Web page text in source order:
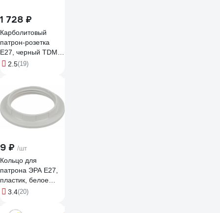
1 728 ₽
Карболитовый
патрон-розетка
Е27, черный TDM
ELECTRIC SQ0335-
2.5(19)
9 ₽ /шт
Кольцо для
патрона ЭРА E27,
пластик, белое
Б0043681
3.4(20)